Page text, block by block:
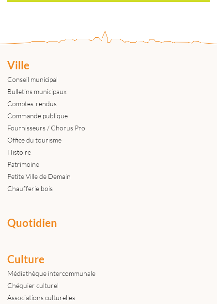
Ville
Conseil municipal
Bulletins municipaux
Comptes-rendus
Commande publique
Fournisseurs / Chorus Pro
Office du tourisme
Histoire
Patrimoine
Petite Ville de Demain
Chaufferie bois
Quotidien
Culture
Médiathèque intercommunale
Chéquier culturel
Associations culturelles